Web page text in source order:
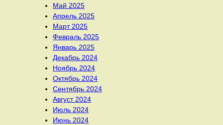
Май 2025
Апрель 2025
Март 2025
Февраль 2025
Январь 2025
Декабрь 2024
Ноябрь 2024
Октябрь 2024
Сентябрь 2024
Август 2024
Июль 2024
Июнь 2024